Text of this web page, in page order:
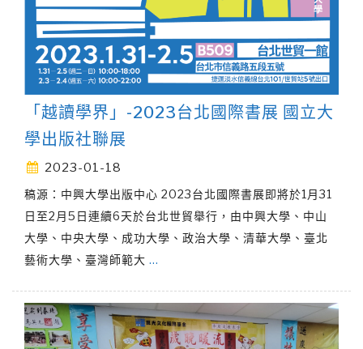
「越讀學界」-2023台北國際書展 國立大
學出版社聯展
2023-01-18
稿源：中興大學出版中心 2023台北國際書展即將於1月31
日至2月5日連續6天於台北世貿舉行，由中興大學、中山
大學、中央大學、成功大學、政治大學、清華大學、臺北
藝術大學、臺灣師範大 …